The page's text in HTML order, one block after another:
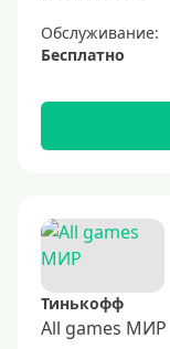
Обслуживание:
Бесплатно
Тинькофф
All games МИР